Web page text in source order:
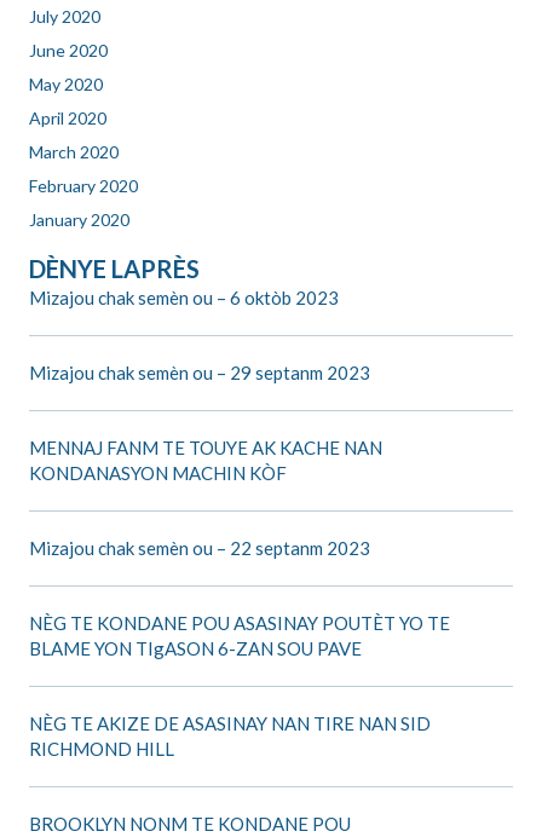
July 2020
June 2020
May 2020
April 2020
March 2020
February 2020
January 2020
DÈNYE LAPRÈS
Mizajou chak semèn ou – 6 oktòb 2023
Mizajou chak semèn ou – 29 septanm 2023
MENNAJ FANM TE TOUYE AK KACHE NAN
KONDANASYON MACHIN KÒF
Mizajou chak semèn ou – 22 septanm 2023
NÈG TE KONDANE POU ASASINAY POUTÈT YO TE
BLAME YON TIgASON 6-ZAN SOU PAVE
NÈG TE AKIZE DE ASASINAY NAN TIRE NAN SID
RICHMOND HILL
BROOKLYN NONM TE KONDANE POU